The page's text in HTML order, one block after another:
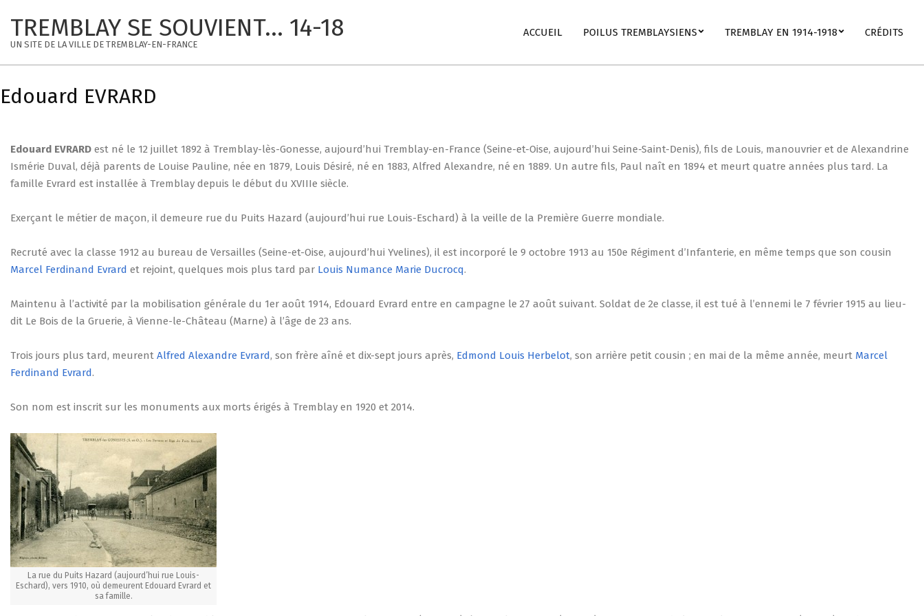
content
TREMBLAY SE SOUVIENT... 14-18
UN SITE DE LA VILLE DE TREMBLAY-EN-FRANCE
ACCUEIL POILUS TREMBLAYSIENS TREMBLAY EN 1914-1918 CRÉDITS
Edouard EVRARD
Edouard EVRARD est né le 12 juillet 1892 à Tremblay-lès-Gonesse, aujourd’hui Tremblay-en-France (Seine-et-Oise, aujourd’hui Seine-Saint-Denis), fils de Louis, manouvrier et de Alexandrine
Ismérie Duval, déjà parents de Louise Pauline, née en 1879, Louis Désiré, né en 1883, Alfred Alexandre, né en 1889. Un autre fils, Paul naît en 1894 et meurt quatre années plus tard. La
famille Evrard est installée à Tremblay depuis le début du XVIIIe siècle.
Exerçant le métier de maçon, il demeure rue du Puits Hazard (aujourd’hui rue Louis-Eschard) à la veille de la Première Guerre mondiale.
Recruté avec la classe 1912 au bureau de Versailles (Seine-et-Oise, aujourd’hui Yvelines), il est incorporé le 9 octobre 1913 au 150e Régiment d’Infanterie, en même temps que son cousin
Marcel Ferdinand Evrard et rejoint, quelques mois plus tard par Louis Numance Marie Ducrocq.
Maintenu à l’activité par la mobilisation générale du 1er août 1914, Edouard Evrard entre en campagne le 27 août suivant. Soldat de 2e classe, il est tué à l’ennemi le 7 février 1915 au lieu-
dit Le Bois de la Gruerie, à Vienne-le-Château (Marne) à l’âge de 23 ans.
Trois jours plus tard, meurent Alfred Alexandre Evrard, son frère aîné et dix-sept jours après, Edmond Louis Herbelot, son arrière petit cousin ; en mai de la même année, meurt Marcel
Ferdinand Evrard.
Son nom est inscrit sur les monuments aux morts érigés à Tremblay en 1920 et 2014.
La rue du Puits Hazard (aujourd’hui rue Louis-
Eschard), vers 1910, où demeurent Edouard Evrard et
sa famille.